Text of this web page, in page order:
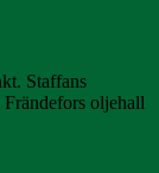
Staffans
oljehall